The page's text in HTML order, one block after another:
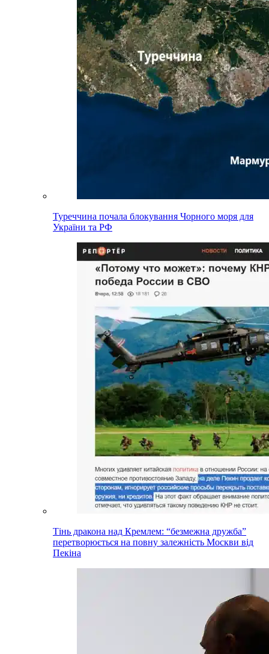
Туреччина почала блокування Чорного моря для
України та РФ
Тінь дракона над Кремлем: “безмежна дружба”
перетворюється на повну залежність Москви від
Пекіна